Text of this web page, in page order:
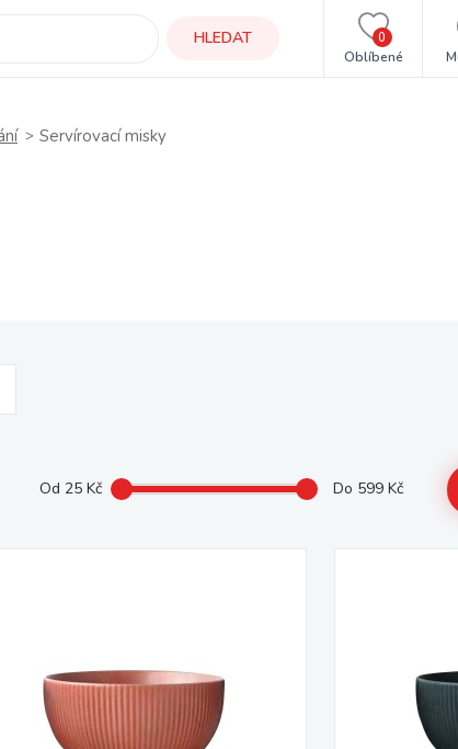
HLEDAT
Oblíbené
0
Servírovací misky
Od 25 Kč Do 599 Kč